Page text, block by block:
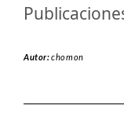
Autor:chomon